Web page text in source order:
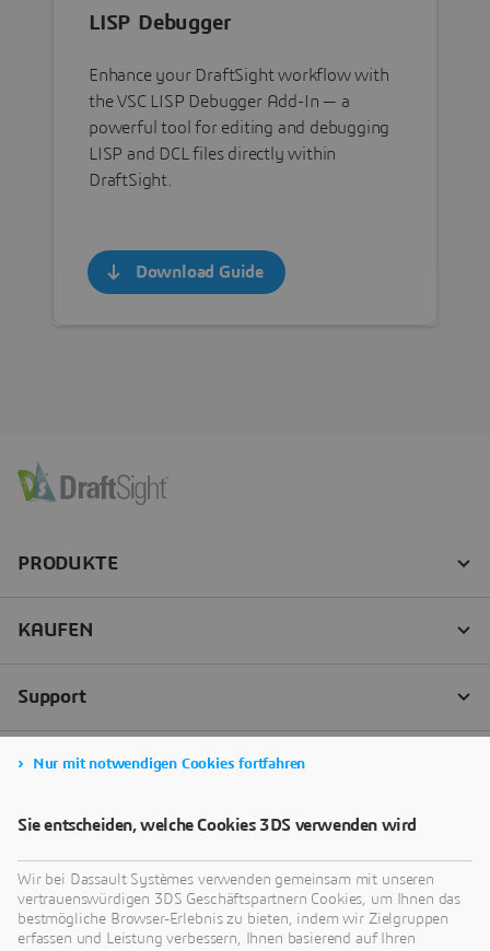
LISP Debugger
Enhance your DraftSight workflow with
the VSC LISP Debugger Add-In — a
powerful tool for editing and debugging
LISP and DCL files directly within
DraftSight.
Download Guide
Nur mit notwendigen Cookies fortfahren
Sie entscheiden, welche Cookies 3DS verwenden wird
Wir bei Dassault Systèmes verwenden gemeinsam mit unseren
vertrauenswürdigen 3DS Geschäftspartnern Cookies, um Ihnen das
bestmögliche Browser-Erlebnis zu bieten, indem wir Zielgruppen
erfassen und Leistung verbessern, Ihnen basierend auf Ihren